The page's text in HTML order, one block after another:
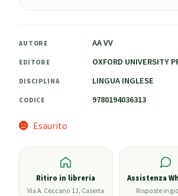
AUTORE AA VV
EDITORE OXFORD UNIVERSITY
DISCIPLINA LINGUA INGLESE
CODICE 9780194036313
Esaurito
Ritiro in libreria
Via A. Ceccano 11, Caserta
Assistenza
Risposte in